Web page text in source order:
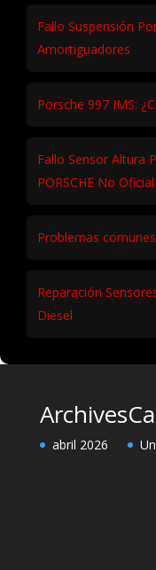
Fallo Suspensión
Amortiguadores
Porsche 997 IMS:
Fallo Sensor Altura
PORSCHE No Oficial
Problemas
Reparación
Diesel
Archives
abril 2026